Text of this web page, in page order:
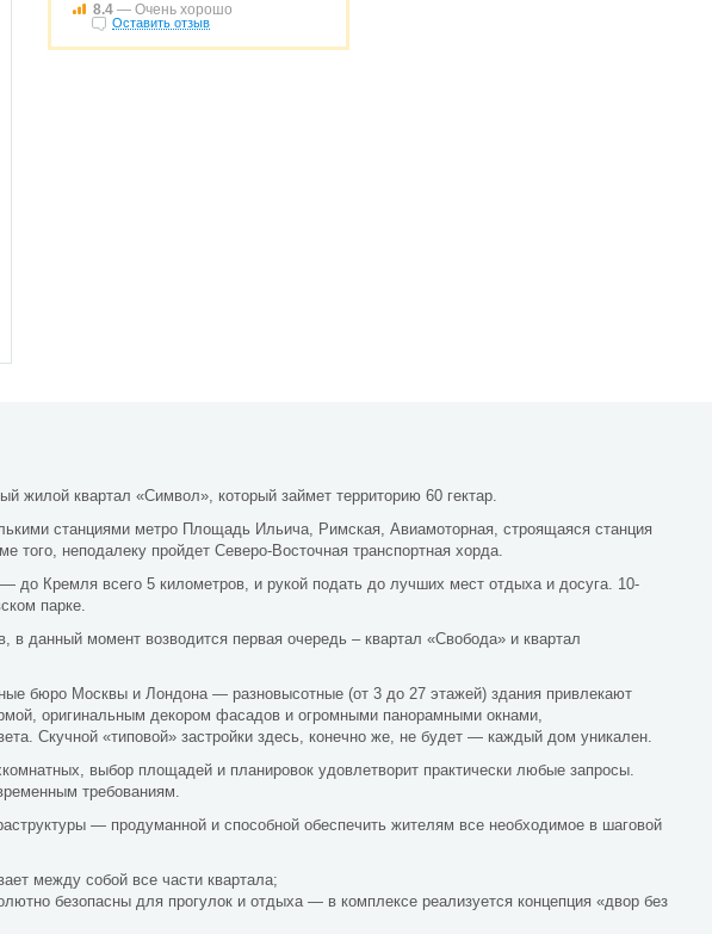
8.4 — Очень хорошо
Оставить отзыв
жилой квартал «Символ», который займет территорию 60 гектар.
станциями метро Площадь Ильича, Римская, Авиамоторная, строящаяся станция
неподалеку пройдет Северо-Восточная транспортная хорда.
до Кремля всего 5 километров, и рукой подать до лучших мест отдыха и досуга. 10-
парке.
в данный момент возводится первая очередь – квартал «Свобода» и квартал
бюро Москвы и Лондона — разновысотные (от 3 до 27 этажей) здания привлекают
оригинальным декором фасадов и огромными панорамными окнами,
Скучной «типовой» застройки здесь, конечно же, не будет — каждый дом уникален.
выбор площадей и планировок удовлетворит практически любые запросы.
требованиям.
— продуманной и способной обеспечить жителям все необходимое в шаговой
между собой все части квартала;
безопасны для прогулок и отдыха — в комплексе реализуется концепция «двор без